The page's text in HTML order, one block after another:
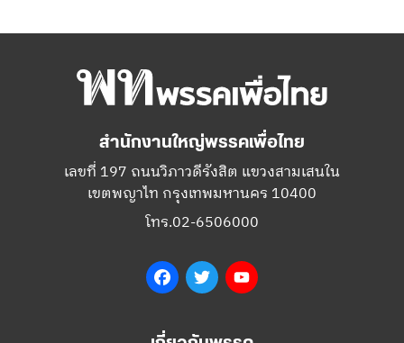
สำนักงานใหญ่พรรคเพื่อไทย
เลขที่ 197 ถนนวิภาวดีรังสิต แขวงสามเสนใน
เขตพญาไท กรุงเทพมหานคร 10400
โทร.02-6506000
FacebookTwitter